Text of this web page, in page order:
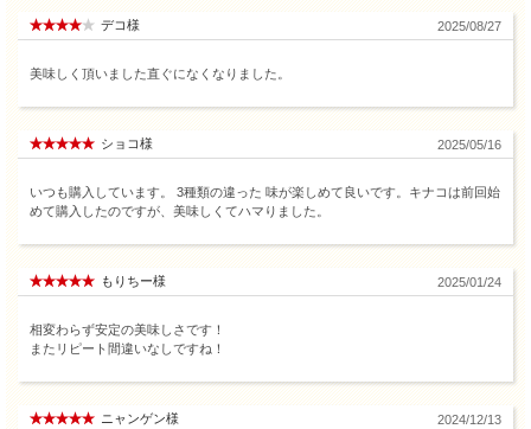
デコ様 2025/08/27
美味しく頂いました直ぐになくなりました。
ショコ様 2025/05/16
いつも購入しています。 3種類の違った 味が楽しめて良いです。キナコは前回始
めて購入したのですが、美味しくてハマりました。
もりちー様 2025/01/24
相変わらず安定の美味しさです！
またリピート間違いなしですね！
ニャンゲン様 2024/12/13